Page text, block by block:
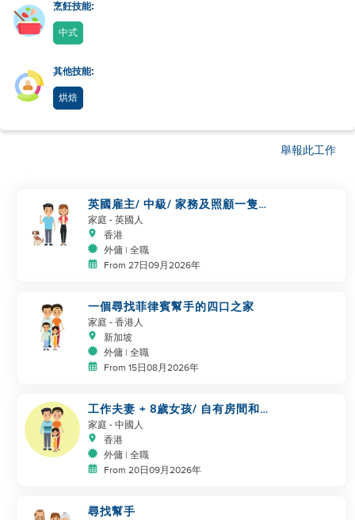
烹飪技能:
中式
其他技能:
烘焙
舉報此工作
英國雇主/ 中級/ 家務及照顧一隻
狗
家庭 - 英國人
香港
外傭 | 全職
From 27日09月2026年
一個尋找菲律賓幫手的四口之家
家庭 - 香港人
新加坡
外傭 | 全職
From 15日08月2026年
工作夫妻 + 8歲女孩/ 自有房間和
洗手間/ 5500-6000
家庭 - 中國人
香港
外傭 | 全職
From 20日09月2026年
尋找幫手